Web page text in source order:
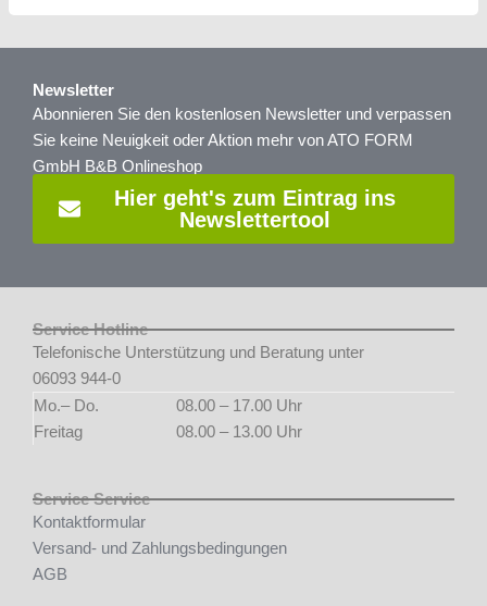
Newsletter
Abonnieren Sie den kostenlosen Newsletter und verpassen
Sie keine Neuigkeit oder Aktion mehr von ATO FORM
GmbH B&B Onlineshop
Hier geht's zum Eintrag ins
Newslettertool
Service Hotline
Telefonische Unterstützung und Beratung unter
06093 944-0
Mo.– Do.
08.00 – 17.00 Uhr
Freitag
08.00 – 13.00 Uhr
Service Service
Kontaktformular
Versand- und Zahlungsbedingungen
AGB